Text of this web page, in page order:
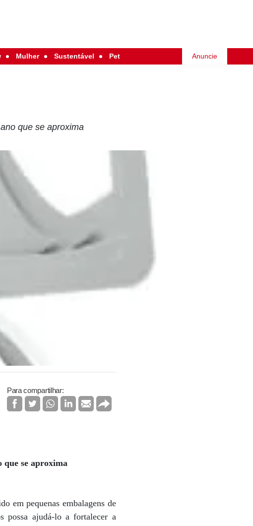
Mulher Sustentável Pet Anuncie
que se aproxima
Para compartilhar:
que se aproxima
em pequenas embalagens de
possa ajudá-lo a fortalecer a